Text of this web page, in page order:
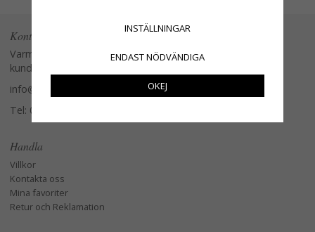
Kontakta oss
Varmt välkommen att kontakta vår
kundtjänst.
info@glasverandan.se
Tel: 079-3495968
Handla
Villkor
Kontakta oss
Mina favoriter
Retur och Reklamation
INSTÄLLNINGAR
ENDAST NÖDVÄNDIGA
OKEJ